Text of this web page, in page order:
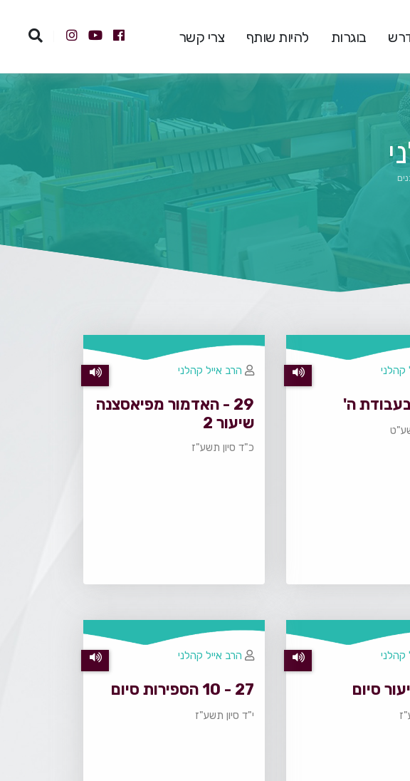
בוגרות להיות שותף צרי קשר
ה'
קהלני
29 - האדמור מפיאסצנה
שיעור 2
כ"ד סיון תשע"ז
הרב אייל קהלני
קהלני
27 - 10 הספירות סיום
י"ד סיון תשע"ז
הרב אייל קהלני